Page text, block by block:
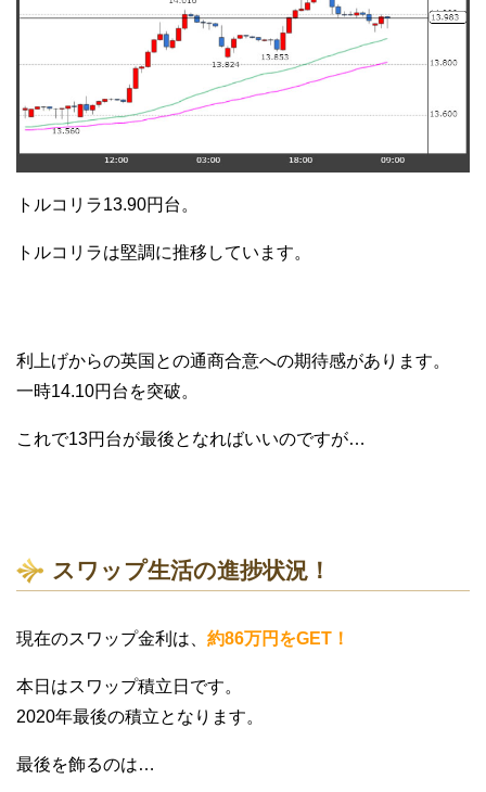
トルコリラ13.90円台。
トルコリラは堅調に推移しています。
利上げからの英国との通商合意への期待感があります。
一時14.10円台を突破。
これで13円台が最後となればいいのですが…
スワップ生活の進捗状況！
現在のスワップ金利は、 約86万円をGET！
本日はスワップ積立日です。
2020年最後の積立となります。
最後を飾るのは…